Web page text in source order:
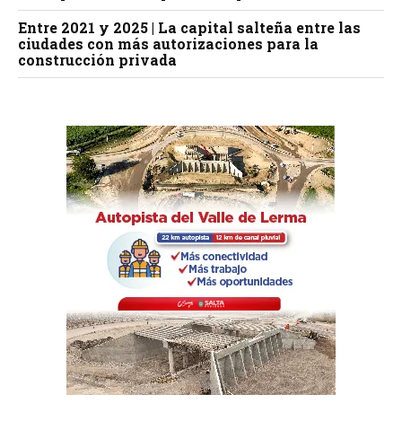
Entre 2021 y 2025 | La capital salteña entre las
ciudades con más autorizaciones para la
construcción privada